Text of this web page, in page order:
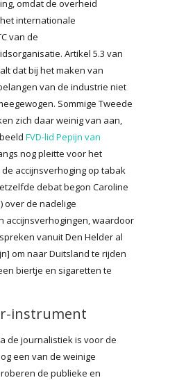
omdat de overheid
internationale
van de
Artikel 5.3 van
dat bij het maken van
van de industrie niet
Sommige Tweede
zich daar weinig van aan,
FVD-lid Pepijn van
nog pleitte voor het
accijnsverhoging op tabak
debat begon Caroline
over de nadelige
accijnsverhogingen, waardoor
vanuit Den Helder al
om naar Duitsland te rijden
biertje en sigaretten te
instrument
de journalistiek is voor de
een van de weinige
de publieke en